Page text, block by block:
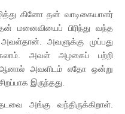
கினோ தன் வாடிகையாளர்
மனைவியைப் பிரிந்து வந்த
அவளுக்கு முப்பது
அவள் அழகைப் பற்றி
ஆனால் அவளிடம் எதோ ஒன்று
இருந்தது.
அங்கு வந்திருக்கிறாள்.